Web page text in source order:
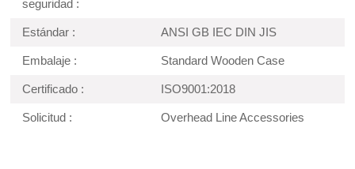
seguridad :
Estándar : ANSI GB IEC DIN JIS
Embalaje : Standard Wooden Case
Certificado : ISO9001:2018
Solicitud : Overhead Line Accessories